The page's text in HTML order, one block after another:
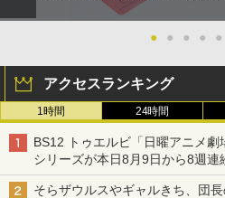
● ● ● ● ●
アクセスランキング
1時間 24時間
BS12 トゥエルビ「日曜アニメ劇
シリーズが本日8月9日から8週連
初回は「機動戦士ガンダム【HD
そらザウルスやギャルきち、団